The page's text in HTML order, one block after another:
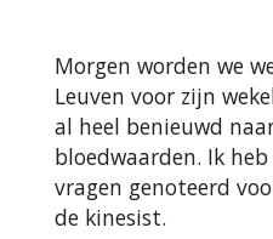
Morgen worden we
Leuven voor zijn
al heel benieuwd
bloedwaarden. Ik
vragen genoteerd
de kinesist.